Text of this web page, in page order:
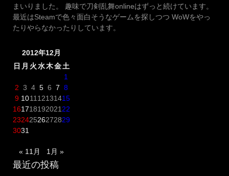
まいりました。 趣味で刀剣乱舞onlineはずっと続けています。
最近はSteamで色々面白そうなゲームを探しつつ WoWをやっ
たりやらなかったりしています。
2012年12月
日 月 火水木金土
1
2 3 4 5 6 7 8
9 1011 12131415
161718192021 22
23242526272829
3031
« 11月 1月 »
最近の投稿